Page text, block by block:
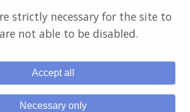
Gwybodaeth i Rieni
strictly necessary for the site to
not able to be disabled.
Accept all
Necessary only